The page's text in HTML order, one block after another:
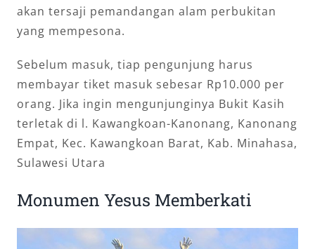
akan tersaji pemandangan alam perbukitan
yang mempesona.
Sebelum masuk, tiap pengunjung harus
membayar tiket masuk sebesar Rp10.000 per
orang. Jika ingin mengunjunginya Bukit Kasih
terletak di l. Kawangkoan-Kanonang, Kanonang
Empat, Kec. Kawangkoan Barat, Kab. Minahasa,
Sulawesi Utara
Monumen Yesus Memberkati